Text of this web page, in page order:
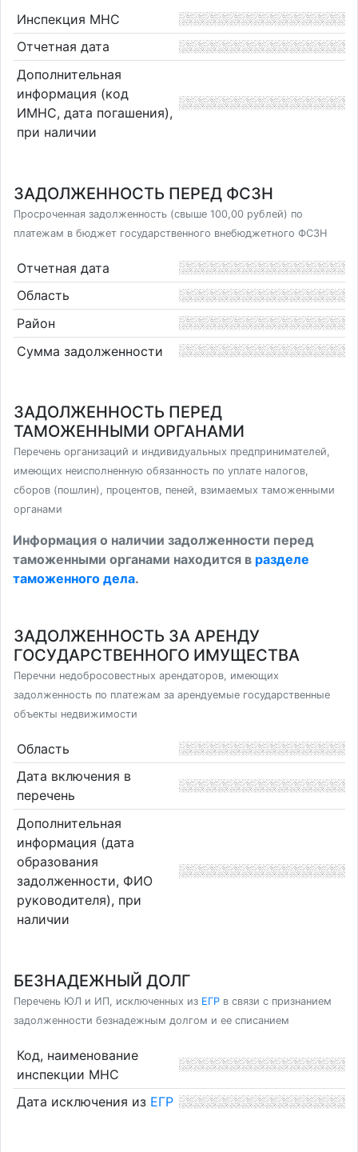
Инспекция МНС
Отчетная дата
Дополнительная
информация (код
ИМНС, дата погашения),
при наличии
ЗАДОЛЖЕННОСТЬ ПЕРЕД ФСЗН
Просроченная задолженность (свыше 100,00 рублей) по
платежам в бюджет государственного внебюджетного ФСЗН
Отчетная дата
Область
Район
Сумма задолженности
ЗАДОЛЖЕННОСТЬ ПЕРЕД
ТАМОЖЕННЫМИ ОРГАНАМИ
Перечень организаций и индивидуальных предпринимателей,
имеющих неисполненную обязанность по уплате налогов,
сборов (пошлин), процентов, пеней, взимаемых таможенными
органами
Информация о наличии задолженности перед
таможенными органами находится в разделе
таможенного дела.
ЗАДОЛЖЕННОСТЬ ЗА АРЕНДУ
ГОСУДАРСТВЕННОГО ИМУЩЕСТВА
Перечни недобросовестных арендаторов, имеющих
задолженность по платежам за арендуемые государственные
объекты недвижимости
Область
Дата включения в
перечень
Дополнительная
информация (дата
образования
задолженности, ФИО
руководителя), при
наличии
БЕЗНАДЕЖНЫЙ ДОЛГ
Перечень ЮЛ и ИП, исключенных из ЕГР в связи с признанием
задолженности безнадежным долгом и ее списанием
Код, наименование
инспекции МНС
Дата исключения из ЕГР